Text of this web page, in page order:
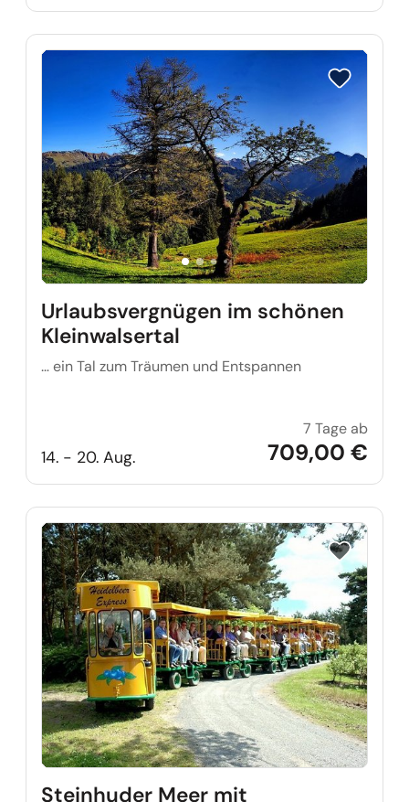
Reise auf
Urlaubsvergnügen im schönen
Kleinwalsertal
… ein Tal zum Träumen und Entspannen
14. - 20. Aug.
7 Tage ab
709,00 €
Reise auf
Steinhuder Meer mit